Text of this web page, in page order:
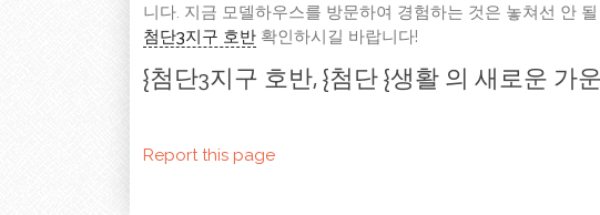
니다. 지금 모델하우스를 방문하여 경험하는 것은 놓쳐선 안
첨단3지구 호반 확인하시길 바랍니다!
{첨단3지구 호반, {첨단 {생활 의 새로운 가
Report this page